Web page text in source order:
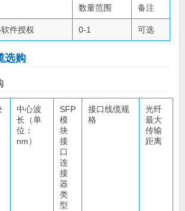
数量范围 备注
件授权 0-1 可选
选购
中心波
长（单
位：
nm）
SFP
模
块
接
口
连
接
器
类
型
接口线缆规
格
光纤
最大
传输
距离